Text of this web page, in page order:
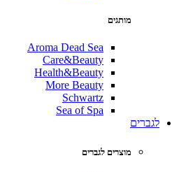
מותגים
Aroma Dead Sea
Care&Beauty
Health&Beauty
More Beauty
Schwartz
Sea of Spa
לגברים
מוצרים לגברים